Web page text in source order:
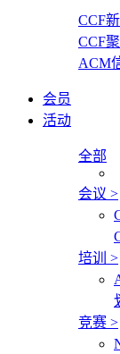
CCF
CCF
ACM
会员
活动
全部
会议 >
培训 >
竞赛 >